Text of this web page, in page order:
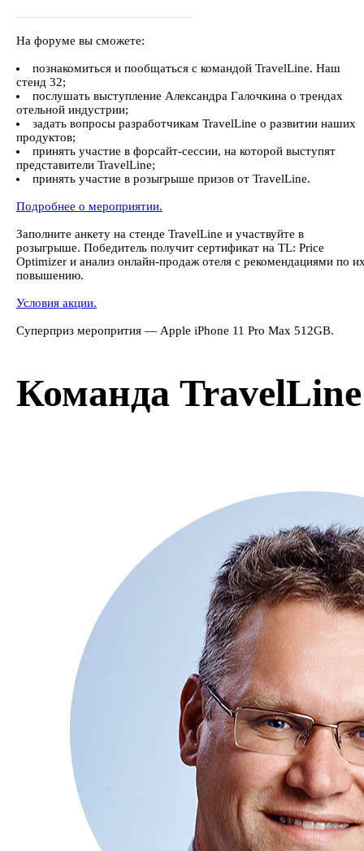
На форуме вы сможете:
познакомиться и пообщаться с командой TravelLine. Наш
стенд 32;
послушать выступление Александра Галочкина о трендах
отельной индустрии;
задать вопросы разработчикам TravelLine о развитии наших
продуктов;
принять участие в форсайт-сессии, на которой выступят
представители TravelLine;
принять участие в розыгрыше призов от TravelLine.
Подробнее о мероприятии.
Заполните анкету на стенде TravelLine и участвуйте в
розыгрыше. Победитель получит сертификат на TL: Price
Optimizer и анализ онлайн-продаж отеля с рекомендациями по
повышению.
Условия акции.
Cуперприз меропрития — Apple iPhone 11 Pro Max 512GB.
Команда TravelLine